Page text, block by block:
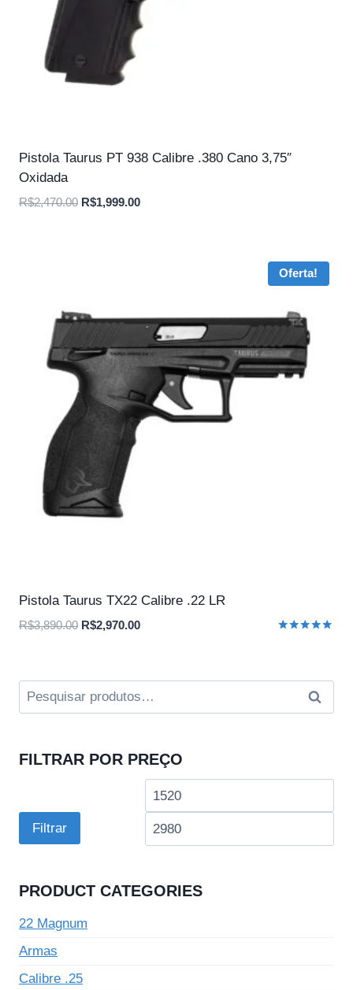
Pistola Taurus PT 938 Calibre .380 Cano 3,75″
Oxidada
R$2,470.00 O
R$1,999.00O
Oferta!
Pistola Taurus TX22 Calibre .22 LR
R$3,890.00 O
era:
R$3,890.00.
R$2,970.00O
é:
R$2,970.00.
Pesquisar
por:
FILTRAR POR PREÇO
Preço
Filtrar
PRODUCT CATEGORIES
22 Magnum
Armas
Calibre .25